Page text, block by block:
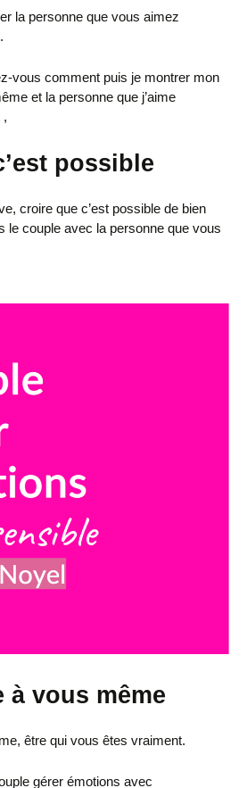
la personne que vous aimez
vous comment puis je montrer mon
et la personne que j’aime
,
possible
croire que c’est possible de bien
le couple avec la personne que vous
à vous même
être qui vous êtes vraiment.
gérer émotions avec